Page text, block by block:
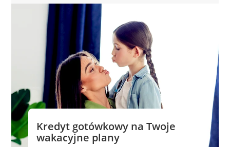
Kredyt gotówkowy na Twoje
wakacyjne plany